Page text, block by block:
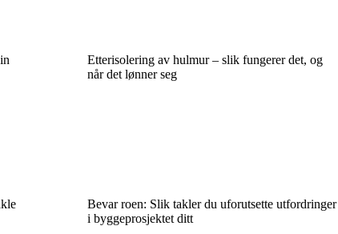
Etterisolering av hulmur – slik fungerer det, og
når det lønner seg
Bevar roen: Slik takler du uforutsette utfordringer
i byggeprosjektet ditt